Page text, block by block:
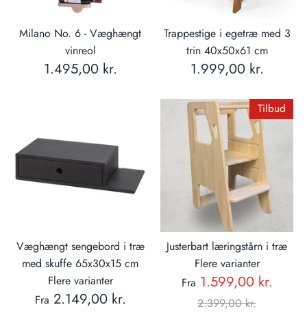
Milano No. 6 - Væghængt
vinreol
1.495,00 kr.
Trappestige i egetræ med 3
trin 40x50x61 cm
1.999,00 kr.
Væghængt sengebord i træ
med skuffe 65x30x15 cm
Flere varianter
Fra 2.149,00 kr.
Justerbart læringstårn i træ
Flere varianter
Fra 1.599,00 kr.
2.399,00 kr.
Tilbud